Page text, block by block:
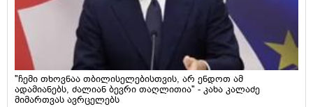
"ჩემი თხოვნაა თბილისელებისთვის, არ ენდოთ ამ
ადამიანებს, ძალიან ბევრი თაღლითია" - კახა კალაძე
მიმართვას ავრცელებს